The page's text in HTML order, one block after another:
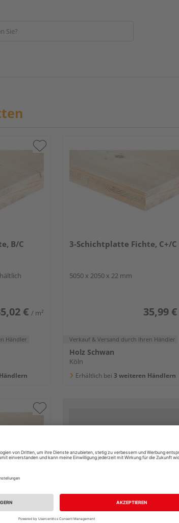
B/C
€ / m²
Händler
3-Schichtplatte Fichte, C+/C
5050 x 2050 x 22 mm
35,99 €
Verkauf & Versand durch Ihren Händler
Holz Schwan
Köln
Erhältlich bei 3 weiteren Händlern
AB/B